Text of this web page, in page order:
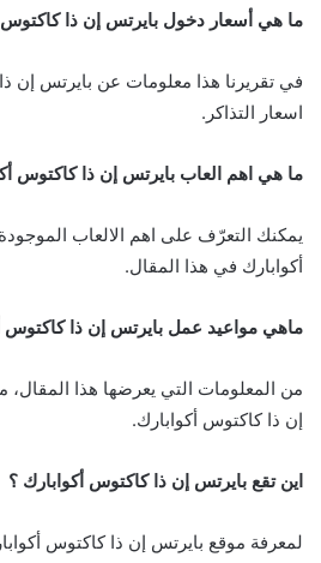
ما هي أسعار دخول بايرتس إن ذا كاكتوس
في تقريرنا هذا معلومات عن بايرتس إن
اسعار التذاكر.
ما هي اهم العاب بايرتس إن ذا كاكتوس
يمكنك التعرّف على اهم الالعاب
أكوابارك في هذا المقال.
ماهي مواعيد عمل بايرتس إن ذا كاكتوس
من المعلومات التي يعرضها هذا المقال،
إن ذا كاكتوس أكوابارك.
اين تقع بايرتس إن ذا كاكتوس أكوابارك ؟
لمعرفة موقع بايرتس إن ذا كاكتوس